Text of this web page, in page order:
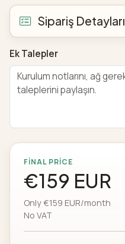
Sipariş Detayları
Ek Talepler
FINAL PRICE
€159 EUR
Only €159 EUR/month
No VAT